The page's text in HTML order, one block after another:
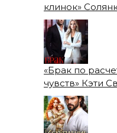
клинок»
«Брак по
чувств» Кэти